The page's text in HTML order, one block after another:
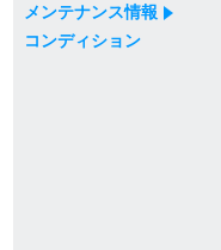
修理依頼をする
メンテナンス情報
コンディション